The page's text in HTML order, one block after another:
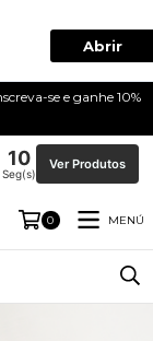
Abrir
se e ganhe 10%
10
Seg(s)
Ver Produtos
0 MENÚ